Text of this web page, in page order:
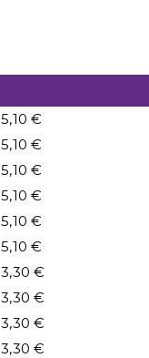
5,10 €
5,10 €
5,10 €
5,10 €
5,10 €
5,10 €
3,30 €
3,30 €
3,30 €
3,30 €